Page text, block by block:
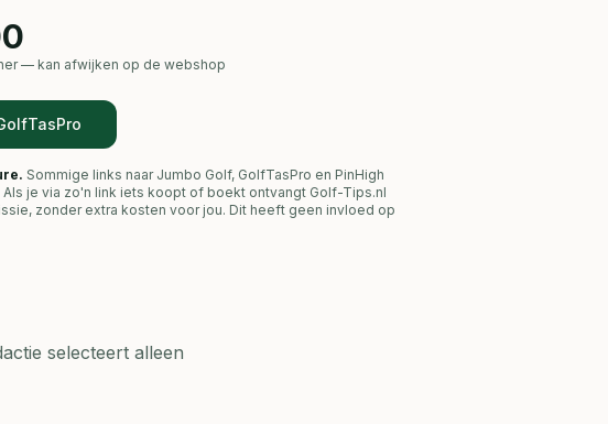
— kan afwijken op de webshop
Sommige links naar Jumbo Golf, GolfTasPro en PinHigh
je via zo'n link iets koopt of boekt ontvangt Golf-Tips.nl
zonder extra kosten voor jou. Dit heeft geen invloed op
selecteert alleen